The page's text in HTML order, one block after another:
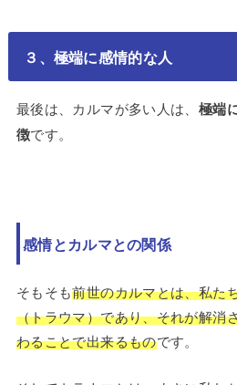
３、極端に感情的な人
最後は、カルマが多い人は、 極端
徴です。
感情とカルマとの関係
そもそも前世のカルマとは、私た
（トラウマ）であり、それが解消
わることで出来るものです。